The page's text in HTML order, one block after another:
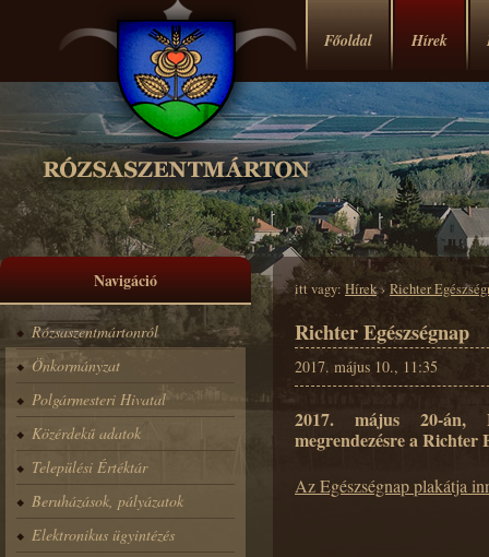
Főoldal Hírek
Navigáció
Rózsaszentmártonról
Önkormányzat
Polgármesteri Hivatal
Közérdekű adatok
Települési Értéktár
Beruházások, pályázatok
Elektronikus ügyintézés
itt vagy: Hírek›Richter
Richter Egészségnap
2017. május 10., 11:35
2017. május 20-án,
megrendezésre a Richter
Az Egészségnap plakátja